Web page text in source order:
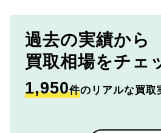
過去の実績から
買取相場をチェ
1,950件のリアルな買取